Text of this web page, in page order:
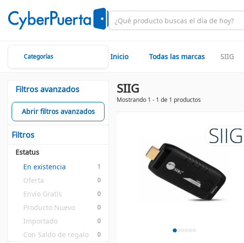
Categorías Inicio Todas las marcas SIIG
Filtros avanzados
Abrir filtros avanzados
Filtros
Estatus
En existencia
1
Oferta 0
Envío Gratis 0
Producto Nuevo 0
Importado 0
Con Saldo de regalo 0
SIIG
Mostrando 1 - 1 de 1 productos